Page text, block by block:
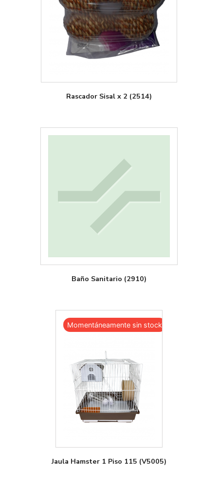
Rascador Sisal x 2 (2514)
Baño Sanitario (2910)
Momentáneamente sin stock
Jaula Hamster 1 Piso 115 (V5005)